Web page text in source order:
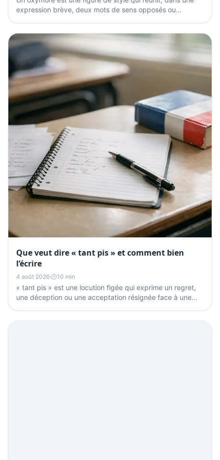
expression brève, deux mots de sens opposés ou
Que veut dire « tant pis » et comment bien
l’écrire
4 août 2026· 10 min
« tant pis » est une locution figée qui exprime un regret,
une déception ou une acceptation résignée face à une